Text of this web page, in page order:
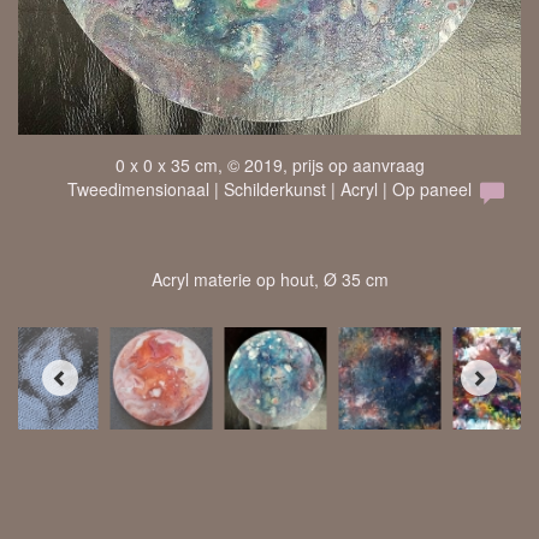
0 x 0 x 35 cm, © 2019, prijs op aanvraag
Tweedimensionaal | Schilderkunst | Acryl | Op paneel
Acryl materie op hout, Ø 35 cm